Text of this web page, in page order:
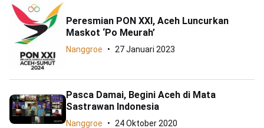
Peresmian PON XXI, Aceh Luncurkan
Maskot ‘Po Meurah’
Nanggroe 27 Januari 2023
Pasca Damai, Begini Aceh di Mata
Sastrawan Indonesia
Nanggroe 24 Oktober 2020